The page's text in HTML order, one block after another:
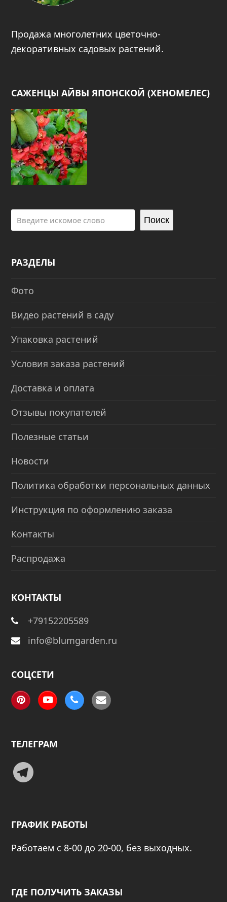
Продажа многолетних цветочно-
декоративных садовых растений.
САЖЕНЦЫ АЙВЫ ЯПОНСКОЙ (ХЕНОМЕЛЕС)
Поиск
РАЗДЕЛЫ
Фото
Видео растений в саду
Упаковка растений
Условия заказа растений
Доставка и оплата
Отзывы покупателей
Полезные статьи
Новости
Политика обработки персональных данных
Инструкция по оформлению заказа
Контакты
Распродажа
КОНТАКТЫ
+79152205589
info@blumgarden.ru
СОЦСЕТИ
PinterestYouTubePhoneEmail
ТЕЛЕГРАМ
Telegram
ГРАФИК РАБОТЫ
Работаем с 8-00 до 20-00, без выходных.
ГДЕ ПОЛУЧИТЬ ЗАКАЗЫ